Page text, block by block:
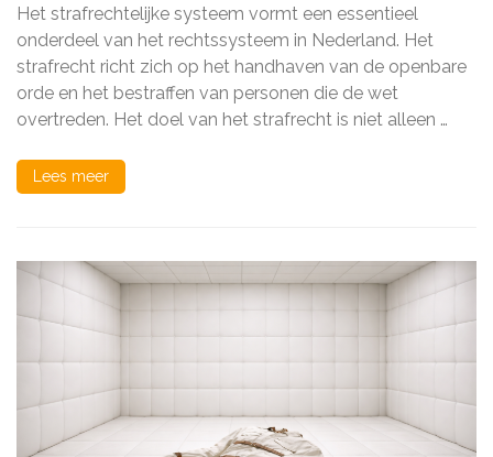
het
Strafrechtelijke
Systeem
in
Nederland
Het strafrechtelijke systeem vormt een essentieel
onderdeel van het rechtssysteem in Nederland. Het
strafrecht richt zich op het handhaven van de openbare
orde en het bestraffen van personen die de wet
overtreden. Het doel van het strafrecht is niet alleen …
Lees meer